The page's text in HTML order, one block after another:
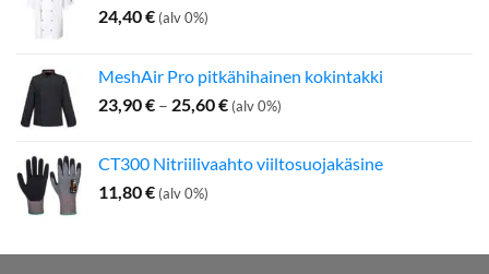
24,40€ (alv 0%)
MeshAir Pro pitkähihainen kokintakki
23,90€ – 25,60€Hintaluokka:
25,60 €
(alv 0%)
CT300 Nitriilivaahto viiltosuojakäsine
11,80€ (alv 0%)